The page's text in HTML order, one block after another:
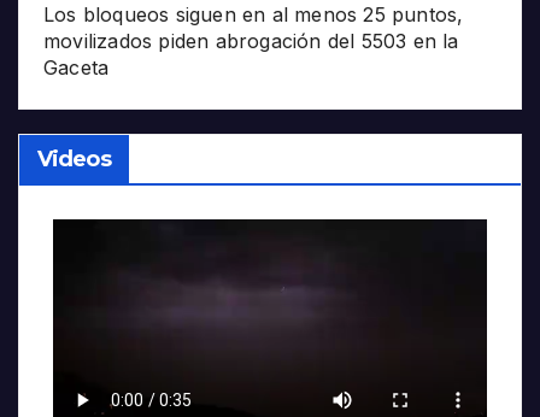
Los bloqueos siguen en al menos 25 puntos,
movilizados piden abrogación del 5503 en la
Gaceta
Videos